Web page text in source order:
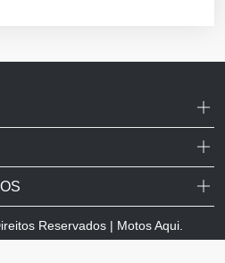
Reservados | Motos Aqui.